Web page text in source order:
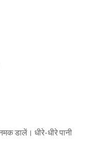
डालें। धीरे-धीरे पानी